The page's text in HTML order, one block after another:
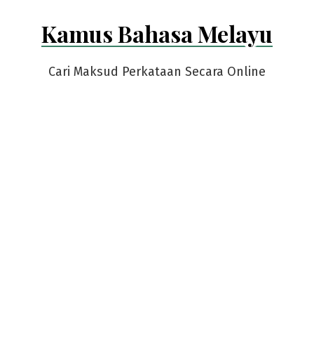
Kamus Bahasa Melayu
Cari Maksud Perkataan Secara Online